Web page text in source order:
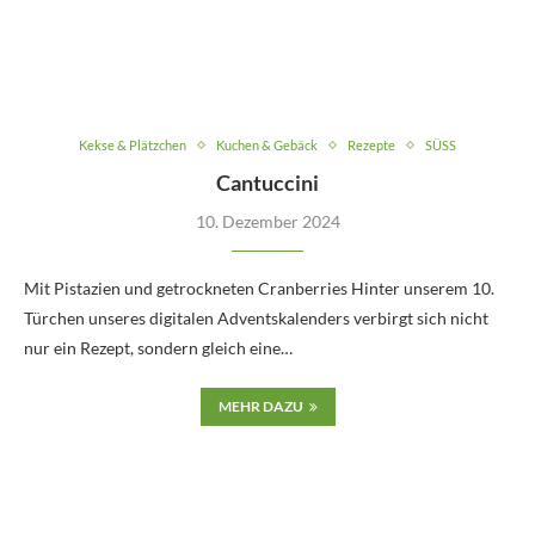
Kekse & Plätzchen Kuchen & Gebäck Rezepte SÜSS
Cantuccini
10. Dezember 2024
Mit Pistazien und getrockneten Cranberries Hinter unserem 10.
Türchen unseres digitalen Adventskalenders verbirgt sich nicht
nur ein Rezept, sondern gleich eine…
MEHR DAZU